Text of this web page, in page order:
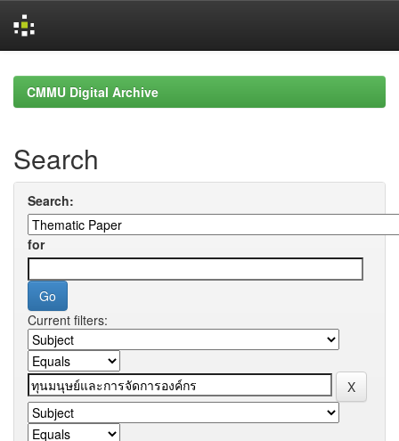
navigationCMMU Digital Archive
Search
Search:
for
Current filters: